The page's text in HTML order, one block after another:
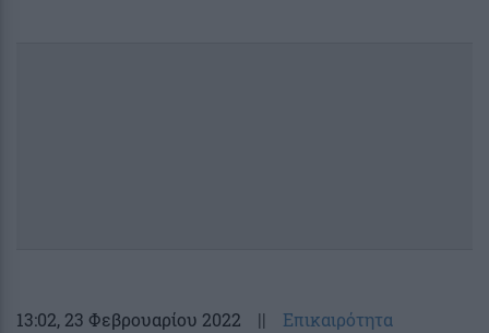
13:02, 23 Φεβρουαρίου 2022 || Επικαιρότητα